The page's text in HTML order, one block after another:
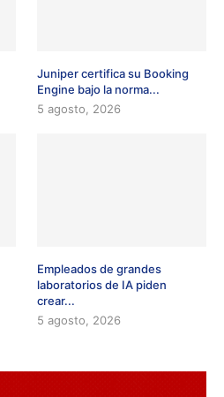
Juniper certifica su Booking
Engine bajo la norma...
5 agosto, 2026
Empleados de grandes
laboratorios de IA piden
crear...
5 agosto, 2026